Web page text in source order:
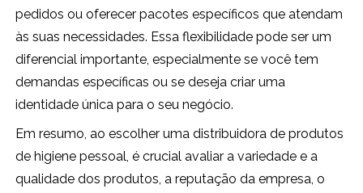
pedidos ou oferecer pacotes específicos que atendam
às suas necessidades. Essa flexibilidade pode ser um
diferencial importante, especialmente se você tem
demandas específicas ou se deseja criar uma
identidade única para o seu negócio.
Em resumo, ao escolher uma distribuidora de produtos
de higiene pessoal, é crucial avaliar a variedade e a
qualidade dos produtos, a reputação da empresa, o